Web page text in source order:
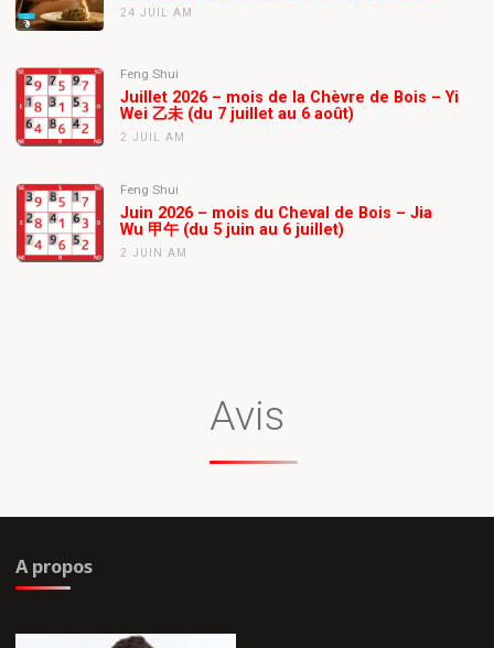
24 JUIL AM
Feng Shui
Juillet 2026 – mois de la Chèvre de Bois – Yi
Wei 乙未 (du 7 juillet au 6 août)
2 JUIL AM
Feng Shui
Juin 2026 – mois du Cheval de Bois – Jia
Wu 甲午 (du 5 juin au 6 juillet)
2 JUIN AM
Avis
A propos